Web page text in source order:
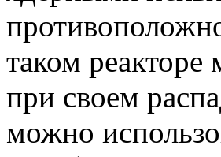
таком
при своем
можно